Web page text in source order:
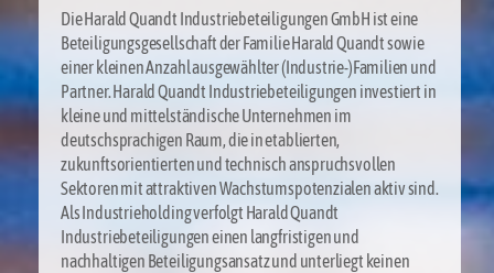
Die Harald Quandt Industriebeteiligungen GmbH ist eine
Beteiligungsgesellschaft der Familie Harald Quandt sowie
einer kleinen Anzahl ausgewählter (Industrie-)Familien und
Partner. Harald Quandt Industriebeteiligungen investiert in
kleine und mittelständische Unternehmen im
deutschsprachigen Raum, die in etablierten,
zukunftsorientierten und technisch anspruchsvollen
Sektoren mit attraktiven Wachstumspotenzialen aktiv sind.
Als Industrieholding verfolgt Harald Quandt
Industriebeteiligungen einen langfristigen und
nachhaltigen Beteiligungsansatz und unterliegt keinen